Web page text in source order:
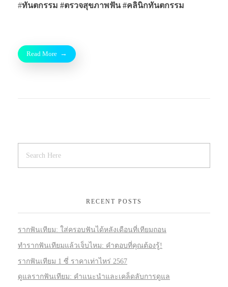
#ทันตกรรม #ตรวจสุขภาพฟัน #คลินิกทันตกรรม
Read More
RECENT POSTS
รากฟันเทียม: ใส่ครอบฟันได้หลังเดือนที่เทียมถอน
ทำรากฟันเทียมแล้วเจ็บไหม: คำตอบที่คุณต้องรู้!
รากฟันเทียม 1 ซี่ ราคาเท่าไหร่ 2567
ดูแลรากฟันเทียม: คำแนะนำและเคล็ดลับการดูแล